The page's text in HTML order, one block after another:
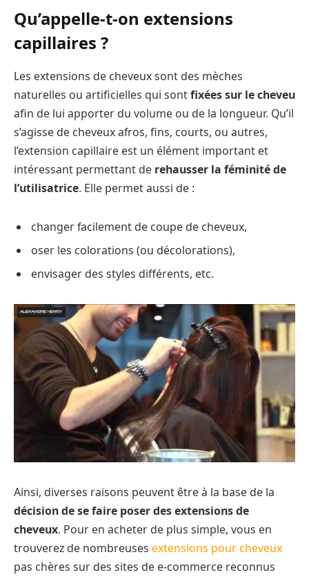
Qu’appelle-t-on extensions
capillaires ?
Les extensions de cheveux sont des mèches
naturelles ou artificielles qui sontfixées sur le cheveu
afin de lui apporter du volume ou de la longueur. Qu’il
s’agisse de cheveux afros, fins, courts, ou autres,
l’extension capillaire est un élément important et
intéressant permettant de rehausser la féminité de
l’utilisatrice. Elle permet aussi de :
changer facilement de coupe de cheveux,
oser les colorations (ou décolorations),
envisager des styles différents, etc.
Ainsi, diverses raisons peuvent être à la base de la
décision de se faire poser des extensions de
cheveux. Pour en acheter de plus simple, vous en
trouverez de nombreuses extensions pour cheveux
pas chères sur des sites de e-commerce reconnus